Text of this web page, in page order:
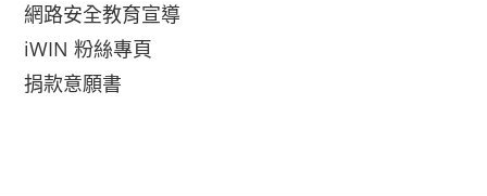
網路安全教育宣導
iWIN 粉絲專頁
捐款意願書